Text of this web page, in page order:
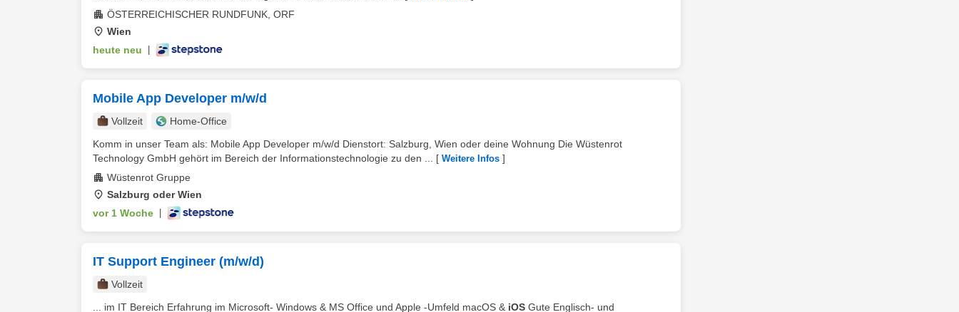
ÖSTERREICHISCHER RUNDFUNK, ORF
Wien
heute neu
Mobile App Developer m/w/d
Vollzeit
Home-Office
Komm in unser Team als: Mobile App Developer m/w/d Dienstort: Salzburg, Wien oder deine Wohnung Die Wüstenrot
Technology GmbH gehört im Bereich der Informationstechnologie zu den ...
[ Weitere Infos ]
Wüstenrot Gruppe
Salzburg oder Wien
vor 1 Woche
IT Support Engineer (m/w/d)
Vollzeit
... im IT Bereich Erfahrung im Microsoft- Windows & MS Office und Apple -Umfeld macOS & iOS Gute Englisch- und